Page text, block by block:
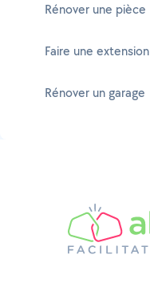
Rénover une pièce
Faire une extension
Rénover un garage